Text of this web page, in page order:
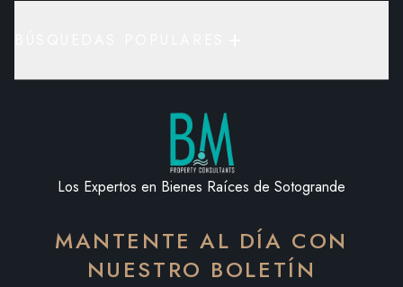
Los Expertos en Bienes Raíces de Sotogrande
MANTENTE AL DÍA CON
NUESTRO BOLETÍN